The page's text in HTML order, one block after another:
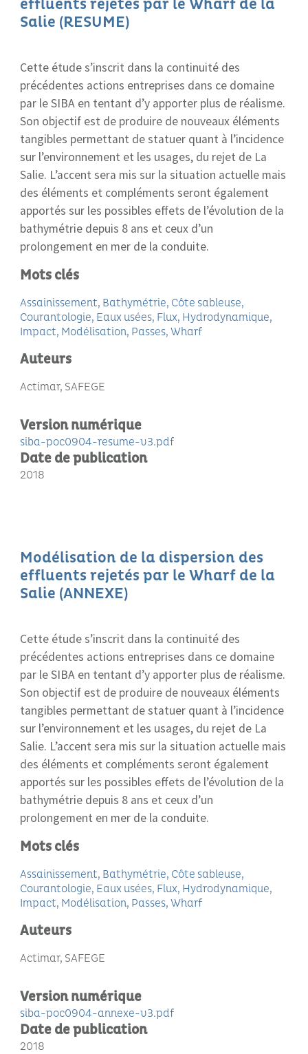
effluents rejetés par le Wharf de la
Salie (RESUME)
Cette étude s’inscrit dans la continuité des
précédentes actions entreprises dans ce domaine
par le SIBA en tentant d’y apporter plus de réalisme.
Son objectif est de produire de nouveaux éléments
tangibles permettant de statuer quant à l’incidence
sur l’environnement et les usages, du rejet de La
Salie. L’accent sera mis sur la situation actuelle mais
des éléments et compléments seront également
apportés sur les possibles effets de l’évolution de la
bathymétrie depuis 8 ans et ceux d’un
prolongement en mer de la conduite.
Mots clés
Assainissement Bathymétrie Côte sableuse
Courantologie Eaux usées Flux Hydrodynamique
Impact Modélisation Passes Wharf
Auteurs
Actimar, SAFEGE
Version numérique
siba-poc0904-resume-v3.pdf
Date de publication
2018
Modélisation de la dispersion des
effluents rejetés par le Wharf de la
Salie (ANNEXE)
Cette étude s’inscrit dans la continuité des
précédentes actions entreprises dans ce domaine
par le SIBA en tentant d’y apporter plus de réalisme.
Son objectif est de produire de nouveaux éléments
tangibles permettant de statuer quant à l’incidence
sur l’environnement et les usages, du rejet de La
Salie. L’accent sera mis sur la situation actuelle mais
des éléments et compléments seront également
apportés sur les possibles effets de l’évolution de la
bathymétrie depuis 8 ans et ceux d’un
prolongement en mer de la conduite.
Mots clés
Assainissement Bathymétrie Côte sableuse
Courantologie Eaux usées Flux Hydrodynamique
Impact Modélisation Passes Wharf
Auteurs
Actimar, SAFEGE
Version numérique
siba-poc0904-annexe-v3.pdf
Date de publication
2018